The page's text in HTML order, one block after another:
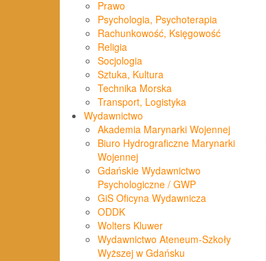
Prawo
Psychologia, Psychoterapia
Rachunkowość, Księgowość
Religia
Socjologia
Sztuka, Kultura
Technika Morska
Transport, Logistyka
Wydawnictwo
Akademia Marynarki Wojennej
Biuro Hydrograficzne Marynarki
Wojennej
Gdańskie Wydawnictwo
Psychologiczne / GWP
GiS Oficyna Wydawnicza
ODDK
Wolters Kluwer
Wydawnictwo Ateneum-Szkoły
Wyższej w Gdańsku